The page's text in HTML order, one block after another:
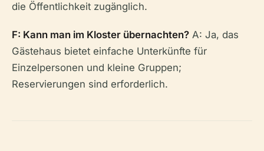
die Öffentlichkeit zugänglich.
F: Kann man im Kloster übernachten? A: Ja, das
Gästehaus bietet einfache Unterkünfte für
Einzelpersonen und kleine Gruppen;
Reservierungen sind erforderlich.